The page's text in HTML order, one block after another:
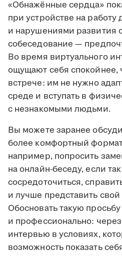
«Обнажённые сердца»
при устройстве на
и нарушениями развития
собеседование —
Во время виртуального
ощущают себя спокойнее,
встрече: им не нужно
среде и вступать в
с незнакомыми людьми.
Вы можете заранее
более комфортный
например, попросить
на онлайн-беседу, если
сосредоточиться,
и лучше представить
Обосновать такую
и профессионально:
интервью в условиях,
возможность показать